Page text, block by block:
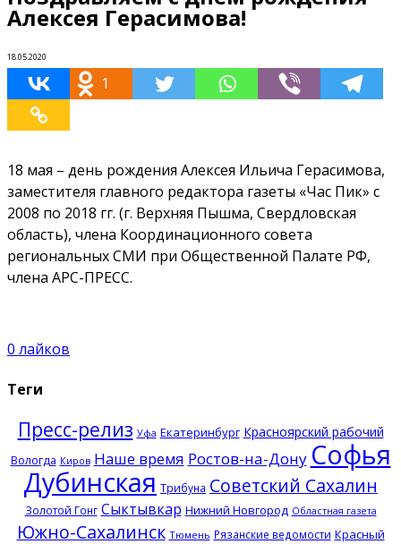
Алексея Герасимова!
18.05.2020
1
18 мая – день рождения Алексея Ильича Герасимова,
заместителя главного редактора газеты «Час Пик» с
2008 по 2018 гг. (г. Верхняя Пышма, Свердловская
область), члена Координационного совета
региональных СМИ при Общественной Палате РФ,
члена АРС-ПРЕСС.
0 лайков
Теги
Пресс-релиз Уфа Екатеринбург Красноярский рабочий
Вологда Киров Наше время Ростов-на-Дону Софья
Дубинская Трибуна Советский Сахалин
Золотой Гонг Сыктывкар Нижний Новгород Областная газета
Южно-Сахалинск Тюмень Рязанские ведомости Красный